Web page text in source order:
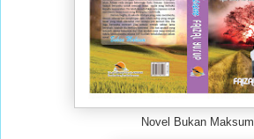
Nove Bukan Maksum